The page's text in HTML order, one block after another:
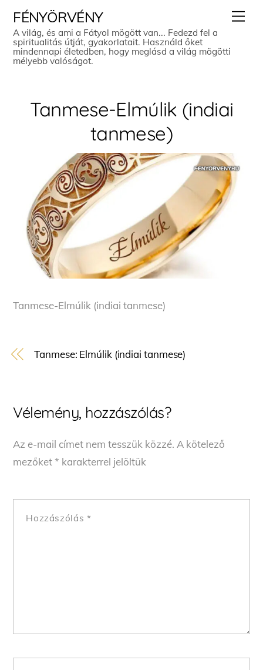
content
FÉNYÖRVÉNY
A világ, és ami a Fátyol mögött van... Fedezd fel a
spiritualitás útját, gyakorlatait. Használd őket
mindennapi életedben, hogy meglásd a világ mögötti
mélyebb valóságot.
Tanmese-Elmúlik (indiai
tanmese)
Tanmese-Elmúlik (indiai tanmese)
Tanmese: Elmúlik (indiai tanmese)
Vélemény, hozzászólás?
Az e-mail címet nem tesszük közzé. A kötelező
mezőket* karakterrel jelöltük
Hozzászólás *